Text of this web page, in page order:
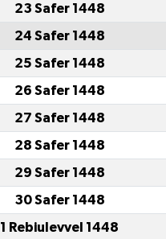
23 Safer 1448
24 Safer 1448
25 Safer 1448
26 Safer 1448
27 Safer 1448
28 Safer 1448
29 Safer 1448
30 Safer 1448
1 Rebiulevvel 1448